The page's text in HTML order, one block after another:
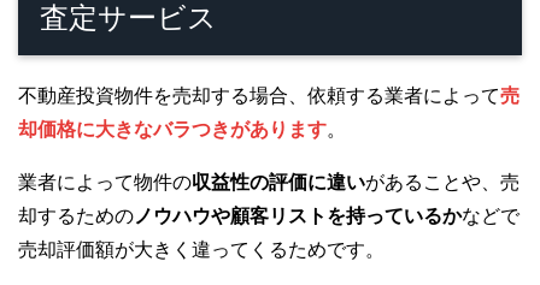
査定サービス
不動産投資物件を売却する場合、依頼する業者によって売
却価格に大きなバラつきがあります。
業者によって物件の収益性の評価に違いがあることや、売
却するためのノウハウや顧客リストを持っているかなどで
売却評価額が大きく違ってくるためです。